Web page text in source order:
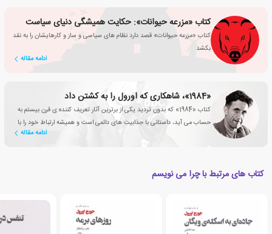
کتاب «مزرعه حیوانات»: حکایت همیشگی دنیای سیاست
کتاب «مزرعه حیوانات» قصد دارد نظام های سیاسی و ساز و کارهایشان را به نقد
بکشد
ادامه مقاله
«1984»، شاهکاری که اورول را به کشتن داد
کتاب «1984» که بدون تردید یکی از برترین آثار تعریف کننده ی قرن بیستم به
حساب می آید، داستانی با جذابیت های دائمی است و همیشه ارتباط خود را با
ادامه مقاله
کتاب های مرتبط با چرا می نویسم